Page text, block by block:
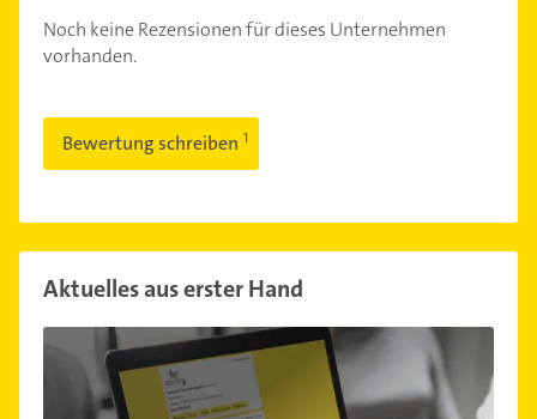
Noch keine Rezensionen für dieses Unternehmen
vorhanden.
Bewertung schreiben
Aktuelles aus erster Hand